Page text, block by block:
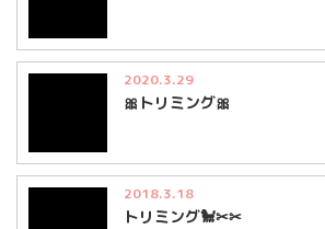
2020.3.29
🎀トリミング🎀
2018.3.18
トリミング🐩✂✂